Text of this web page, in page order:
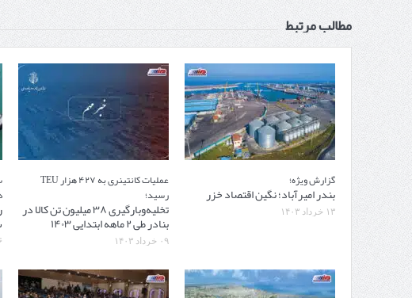
مطالب مرتبط
گزارش ویژه؛
بندر امیرآباد؛ نگین اقتصاد خزر
۱۳ خرداد ۱۴۰۳
عملیات کانتینری به ۴۲۷ هزار TEU
رسید؛
تخلیه‌وبارگیری ۳۸ میلیون تن کالا در
بنادر طی ۲ ماهه ابتدایی ۱۴۰۳
۰۹ خرداد ۱۴۰۳